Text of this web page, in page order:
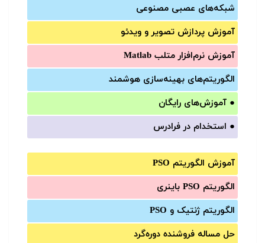
شبکه‌های عصبی مصنوعی
آموزش‌ پردازش تصویر و ویدئو
آموزش‌ نرم‌افزار متلب Matlab
الگوریتم‌های بهینه‌سازی هوشمند
● آموزش‌های رایگان
● استخدام در فرادرس
آموزش الگوریتم PSO
الگوریتم PSO باینری
الگوریتم ژنتیک و PSO
حل مساله فروشنده دوره‌گرد